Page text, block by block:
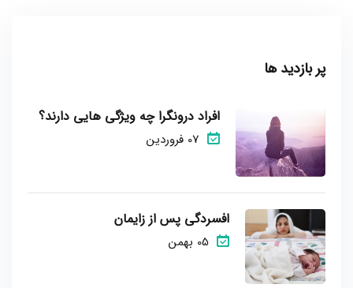
پر بازدید ها
افراد درونگرا چه ویژگی هایی دارند؟
07 فروردین
افسردگی پس از زایمان
05 بهمن